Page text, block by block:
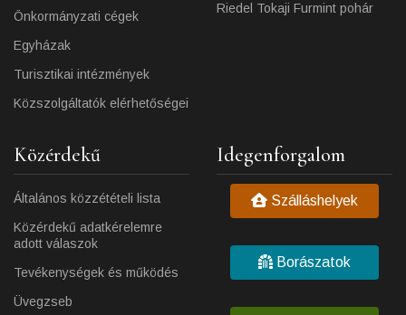
Önkormányzati cégek
Egyházak
Turisztikai intézmények
Közszolgáltatók elérhetőségei
Riedel Tokaji Furmint pohár
Közérdekű
Általános közzétételi lista
Közérdekű adatkérelemre
adott válaszok
Tevékenységek és működés
Üvegzseb
Idegenforgalom
Szálláshelyek
Borászatok